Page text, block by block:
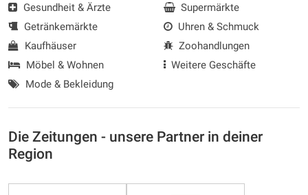
Gesundheit & Ärzte
Getränkemärkte
Kaufhäuser
Möbel & Wohnen
Mode & Bekleidung
Supermärkte
Uhren & Schmuck
Zoohandlungen
Weitere Geschäfte
Die Zeitungen - unsere Partner in deiner
Region